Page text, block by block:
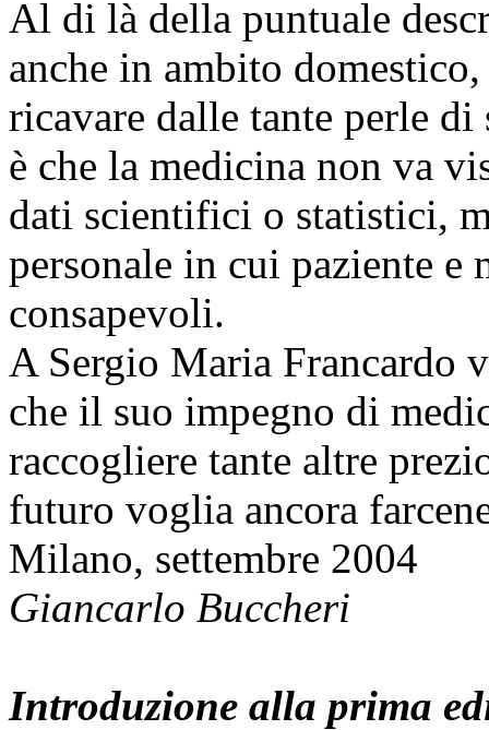
Al di là della puntuale
anche in ambito
ricavare dalle tante perle di
è che la medicina non va
dati scientifici o statistici,
personale in cui paziente e
consapevoli.
A Sergio Maria Francardo
che il suo impegno di
raccogliere tante altre
futuro voglia ancora
Milano, settembre 2004
Giancarlo Buccheri
Introduzione alla prima